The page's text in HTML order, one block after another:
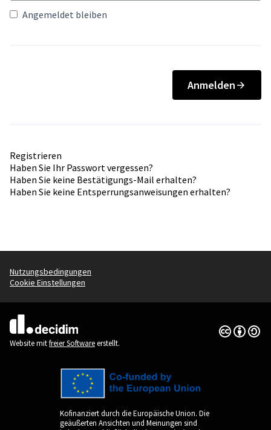
Angemeldet bleiben
Anmelden
Registrieren
Haben Sie Ihr Passwort vergessen?
Haben Sie keine Bestätigungs-Mail erhalten?
Haben Sie keine Entsperrungsanweisungen erhalten?
Nutzungsbedingungen
Cookie Einstellungen
(Externer Link)
Website mitfreier Softwareerstellt.
Creative
(Externer
Kofinanziert durch die Europäische Union. Die
geäußerten Ansichten und Meinungen sind